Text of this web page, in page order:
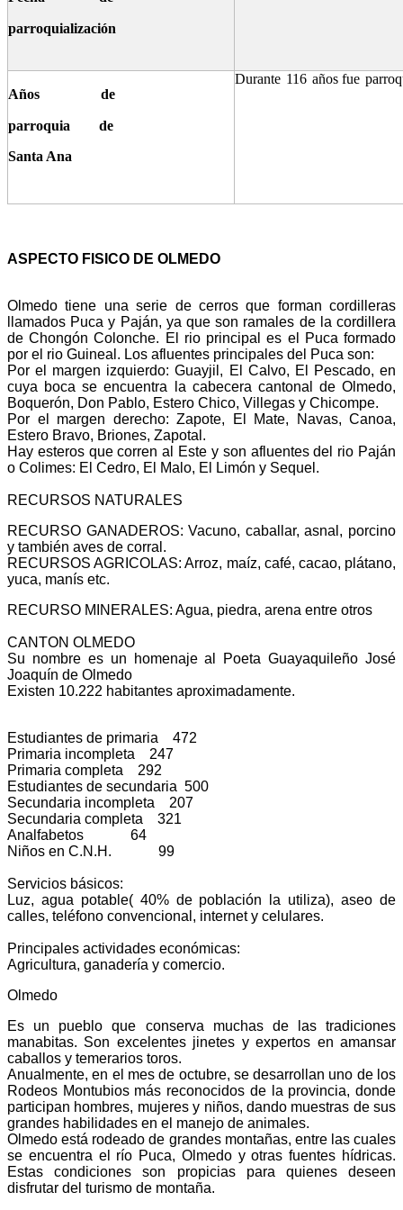
parroquialización
Años de
parroquia de
Santa Ana
Durante 116 años fue
ASPECTO FISICO DE OLMEDO
Olmedo tiene una serie de cerros que forman cordilleras
llamados Puca y Paján, ya que son ramales de la cordillera
de Chongón Colonche. El rio principal es el Puca formado
por el rio Guineal. Los afluentes principales del Puca son:
Por el margen izquierdo: Guayjil, El Calvo, El Pescado, en
cuya boca se encuentra la cabecera cantonal de Olmedo,
Boquerón, Don Pablo, Estero Chico, Villegas y Chicompe.
Por el margen derecho: Zapote, El Mate, Navas, Canoa,
Estero Bravo, Briones, Zapotal.
Hay esteros que corren al Este y son afluentes del rio Paján
o Colimes: El Cedro, El Malo, El Limón y Sequel.
RECURSOS NATURALES
RECURSO GANADEROS: Vacuno, caballar, asnal, porcino
y también aves de corral.
RECURSOS AGRICOLAS: Arroz, maíz, café, cacao, plátano,
yuca, manís etc.
RECURSO MINERALES: Agua, piedra, arena entre otros
CANTON OLMEDO
Su nombre es un homenaje al Poeta Guayaquileño José
Joaquín de Olmedo
Existen 10.222 habitantes aproximadamente.
Estudiantes de primaria 472
Primaria incompleta 247
Primaria completa 292
Estudiantes de secundaria 500
Secundaria incompleta 207
Secundaria completa 321
Analfabetos 64
Niños en C.N.H. 99
Servicios básicos:
Luz, agua potable( 40% de población la utiliza), aseo de
calles, teléfono convencional, internet y celulares.
Principales actividades económicas:
Agricultura, ganadería y comercio.
Olmedo
Es un pueblo que conserva muchas de las tradiciones
manabitas. Son excelentes jinetes y expertos en amansar
caballos y temerarios toros.
Anualmente, en el mes de octubre, se desarrollan uno de los
Rodeos Montubios más reconocidos de la provincia, donde
participan hombres, mujeres y niños, dando muestras de sus
grandes habilidades en el manejo de animales.
Olmedo está rodeado de grandes montañas, entre las cuales
se encuentra el río Puca, Olmedo y otras fuentes hídricas.
Estas condiciones son propicias para quienes deseen
disfrutar del turismo de montaña.